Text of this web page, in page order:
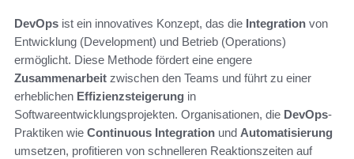
DevOps ist ein innovatives Konzept, das die Integration von
Entwicklung (Development) und Betrieb (Operations)
ermöglicht. Diese Methode fördert eine engere
Zusammenarbeit zwischen den Teams und führt zu einer
erheblichen Effizienzsteigerung in
Softwareentwicklungsprojekten. Organisationen, die DevOps-
Praktiken wie Continuous Integration und Automatisierung
umsetzen, profitieren von schnelleren Reaktionszeiten auf